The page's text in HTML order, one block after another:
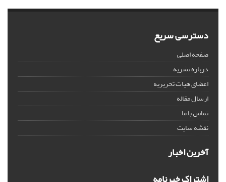
دسترسی سریع
صفحه اصلی
درباره نشریه
اعضای هیات تحریریه
ارسال مقاله
تماس با ما
نقشه سایت
آخرین اخبار